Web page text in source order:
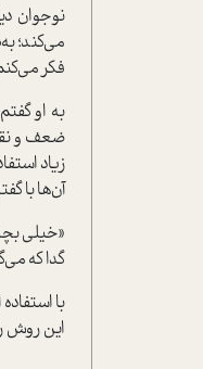
نوجوان
می‌کند؛
فکر
به او
ضعف و
زیاد
آن‌ها با
«خیلی
گدا که
با
این روش